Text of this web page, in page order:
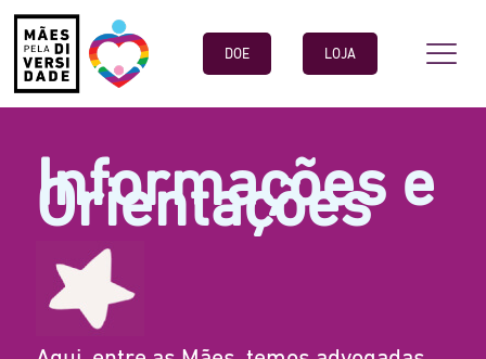
DOE LOJA
Informações e
Orientações